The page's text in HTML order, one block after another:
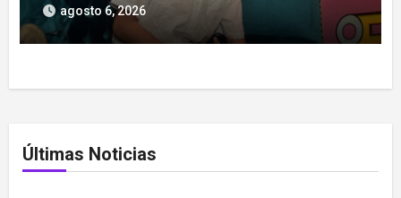
Stereo
agosto 6, 2026
Últimas Noticias